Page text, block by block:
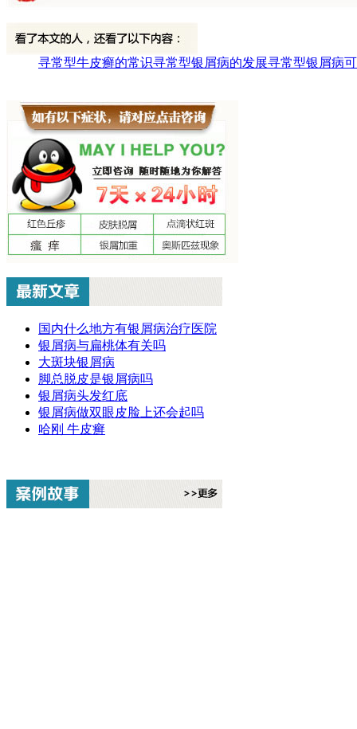
寻常型牛皮癣的常识寻常型银屑病的发展寻常型银屑病
国内什么地方有银屑病治疗医院
银屑病与扁桃体有关吗
大斑块银屑病
脚总脱皮是银屑病吗
银屑病头发红底
银屑病做双眼皮脸上还会起吗
哈刚 牛皮癣